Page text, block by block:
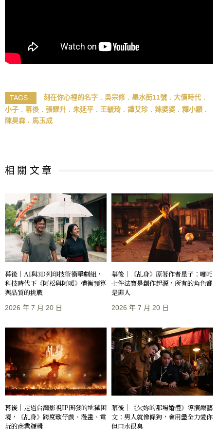
TAGS : 刻在你心裡的名字 吳宗修 墨水街11號
大債時代
小子
幕後 張耀升 朱延平 王毓琦 譚艾珍 辣婆婆
釋小願
陳昊森
馬玉成
相 關 文 章
幕後｜AI與3D列印技術衝擊劇組，
科技時代下《阿松與阿暖》權衡預算
與品質的挑戰
2026 年 7 月 20 日
幕後｜《乩身》原著作者星子：哪吒
七件法寶是創作起源，所有的角色都
是罪人
2026 年 7 月 20 日
幕後｜走過台灣影視IP開發的地獄困
境，《乩身》跨度歌仔戲、漫畫、電
玩的商業邏輯
幕後｜《欠妳的那場婚禮》導演嚴藝
文：男人就像條狗，會用盡全力愛你
但口水很臭